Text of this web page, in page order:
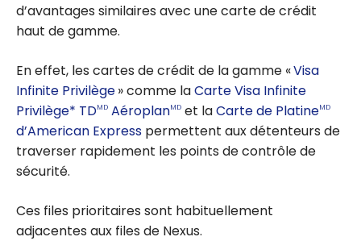
d’avantages similaires avec une carte de crédit
haut de gamme.
En effet, les cartes de crédit de la gamme «Visa
Infinite Privilège» comme laCarte Visa Infinite
Privilège* TDMD AéroplanMD et laCarte de PlatineMD
d’American Express permettent aux détenteurs de
traverser rapidement les points de contrôle de
sécurité.
Ces files prioritaires sont habituellement
adjacentes aux files de Nexus.